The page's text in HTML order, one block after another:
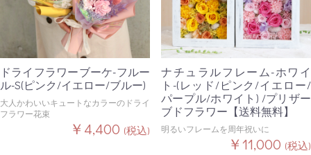
ドライフラワーブーケ-フルー
ル-S(ピンク/イエロー/ブルー)
大人かわいいキュートなカラーのドライ
フラワー花束
￥4,400 (税込)
ナチュラルフレーム-ホワイ
ト-(レッド/ピンク/イエロー/
パープル/ホワイト) /プリザー
ブドフラワー【送料無料】
明るいフレームを周年祝いに
￥11,000 (税込)